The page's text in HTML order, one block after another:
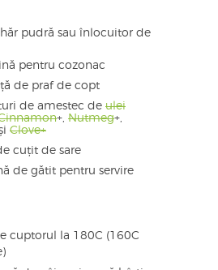
pudră sau înlocuitor de
pentru cozonac
de praf de copt
de amestec de ulei
+, Nutmeg+,
Clove+
cuțit de sare
de gătit pentru servire
cuptorul la 180C (160C